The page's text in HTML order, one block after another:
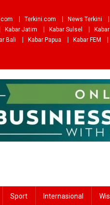
Terkini.com News Terkini
Kabar Jatim Kabar Sulsel
Bali Kabar Papua Kabar FEM
Sport Internasional